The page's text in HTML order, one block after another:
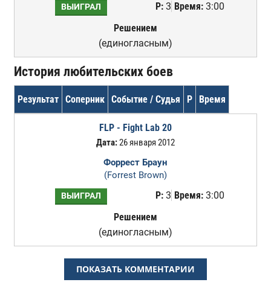
ВЫИГРАЛ Р:3 Время:3:00
Решением
(единогласным)
История любительских боев
Результат Соперник Событие / Судья Р Время
FLP - Fight Lab 20
Дата:26 января 2012
Форрест Браун
(Forrest Brown)
ВЫИГРАЛ Р:3 Время:3:00
Решением
(единогласным)
ПОКАЗАТЬ КОММЕНТАРИИ